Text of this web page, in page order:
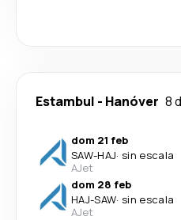
Estambul - Hanóver 8
dom 21 feb
SAW-HAJ· sin escala
AJet
dom 28 feb
HAJ-SAW· sin escala
AJet